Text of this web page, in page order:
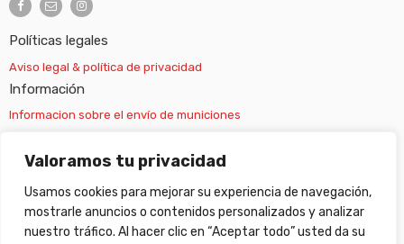
Valoramos tu privacidad
Usamos cookies para mejorar su experiencia de navegación,
mostrarle anuncios o contenidos personalizados y analizar
nuestro tráfico. Al hacer clic en “Aceptar todo” usted da su
Políticas legales
Aviso legal & política de privacidad
Información
Informacion sobre el envío de municiones
Información sobre el envío de armas
Cambios y devoluciones